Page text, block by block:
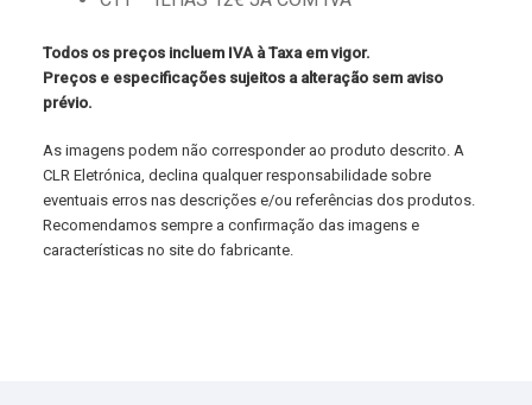
Todos os preços incluem IVA à Taxa em vigor.
Preços e especificações sujeitos a alteração sem aviso
prévio.
As imagens podem não corresponder ao produto descrito. A
CLR Eletrónica, declina qualquer responsabilidade sobre
eventuais erros nas descrições e/ou referências dos produtos.
Recomendamos sempre a confirmação das imagens e
características no site do fabricante.